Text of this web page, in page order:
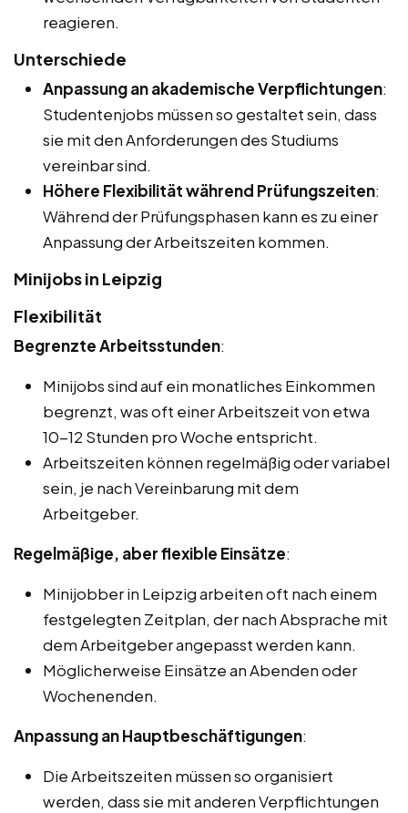
reagieren.
Unterschiede
Anpassung an akademische Verpflichtungen:
Studentenjobs müssen so gestaltet sein, dass
sie mit den Anforderungen des Studiums
vereinbar sind.
Höhere Flexibilität während Prüfungszeiten:
Während der Prüfungsphasen kann es zu einer
Anpassung der Arbeitszeiten kommen.
Minijobs in Leipzig
Flexibilität
Begrenzte Arbeitsstunden:
Minijobs sind auf ein monatliches Einkommen
begrenzt, was oft einer Arbeitszeit von etwa
10-12 Stunden pro Woche entspricht.
Arbeitszeiten können regelmäßig oder variabel
sein, je nach Vereinbarung mit dem
Arbeitgeber.
Regelmäßige, aber flexible Einsätze:
Minijobber in Leipzig arbeiten oft nach einem
festgelegten Zeitplan, der nach Absprache mit
dem Arbeitgeber angepasst werden kann.
Möglicherweise Einsätze an Abenden oder
Wochenenden.
Anpassung an Hauptbeschäftigungen:
Die Arbeitszeiten müssen so organisiert
werden, dass sie mit anderen Verpflichtungen